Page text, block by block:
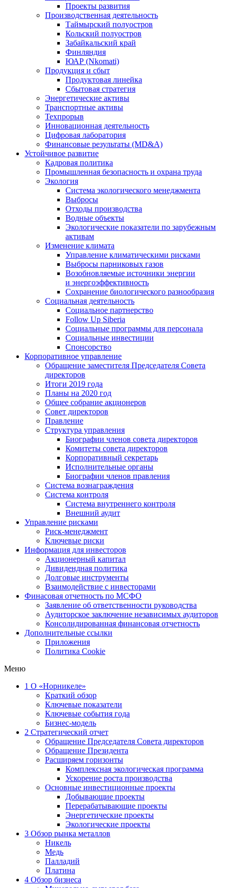
Проекты развития
Производственная деятельность
Таймырский полуостров
Кольский полуостров
Забайкальский край
Финляндия
ЮАР (Nkomati)
Продукция и сбыт
Продуктовая линейка
Сбытовая стратегия
Энергетические активы
Транспортные активы
Техпрорыв
Инновационная деятельность
Цифровая лаборатория
Финансовые результаты (MD&A)
Устойчивое развитие
Кадровая политика
Промышленная безопасность и охрана труда
Экология
Система экологического менеджмента
Выбросы
Отходы производства
Водные объекты
Экологические показатели по зарубежным
активам
Изменение климата
Управление климатическими рисками
Выбросы парниковых газов
Возобновляемые источники энергии
и энергоэффективность
Сохранение биологического разнообразия
Социальная деятельность
Социальное партнерство
Follow Up Siberia
Социальные программы для персонала
Социальные инвестиции
Спонсорство
Корпоративное управление
Обращение заместителя Председателя Совета
директоров
Итоги 2019 года
Планы на 2020 год
Общее собрание акционеров
Совет директоров
Правление
Структура управления
Биографии членов совета директоров
Комитеты совета директоров
Корпоративный секретарь
Исполнительные органы
Биографии членов правления
Система вознаграждения
Система контроля
Система внутреннего контроля
Внешний аудит
Управление рисками
Риск-менеджмент
Ключевые риски
Информация для инвесторов
Акционерный капитал
Дивидендная политика
Долговые инструменты
Взаимодействие с инвеcторами
Финасовая отчетность по МСФО
Заявление об ответственности руководства
Аудиторское заключение независимых аудиторов
Консолидированная финансовая отчетность
Дополнительные ссылки
Приложения
Политика Cookie
Меню
1 О «Норникеле»
Краткий обзор
Ключевые показатели
Ключевые события года
Бизнес-модель
2 Стратегический отчет
Обращение Председателя Совета директоров
Обращение Президента
Расширяем горизонты
Комплексная экологическая программа
Ускорение роста производства
Основные инвестиционные проекты
Добывающие проекты
Перерабатывающие проекты
Энергетические проекты
Экологические проекты
3 Обзор рынка металлов
Никель
Медь
Палладий
Платина
4 Обзор бизнеса